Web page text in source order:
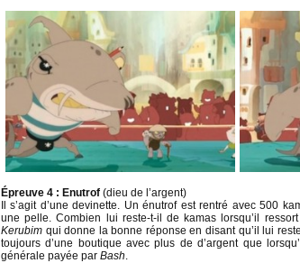
Épreuve 4 : Enutrof (dieu de l’argent)
Il s’agit d’une devinette. Un énutrof est rentré avec 500
une pelle. Combien lui reste-t-il de kamas lorsqu’il
Kerubim qui donne la bonne réponse en disant qu’il lui
toujours d’une boutique avec plus de d’argent que
générale payée par Bash.